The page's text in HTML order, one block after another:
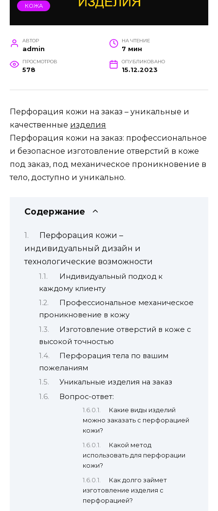
КОЖА
АВТОР
admin
НА ЧТЕНИЕ
7 мин
ПРОСМОТРОВ
578
ОПУБЛИКОВАНО
15.12.2023
Перфорация кожи на заказ – уникальные и
качественные изделия
Перфорация кожи на заказ: профессиональное
и безопасное изготовление отверстий в коже
под заказ, под механическое проникновение в
тело, доступно и уникально.
Содержание
Перфорация кожи –
индивидуальный дизайн и
технологические возможности
Индивидуальный подход к
каждому клиенту
Профессиональное механическое
проникновение в кожу
Изготовление отверстий в коже с
высокой точностью
Перфорация тела по вашим
пожеланиям
Уникальные изделия на заказ
Вопрос-ответ:
Какие виды изделий
можно заказать с перфорацией
кожи?
Какой метод
использовать для перфорации
кожи?
Как долго займет
изготовление изделия с
перфорацией?